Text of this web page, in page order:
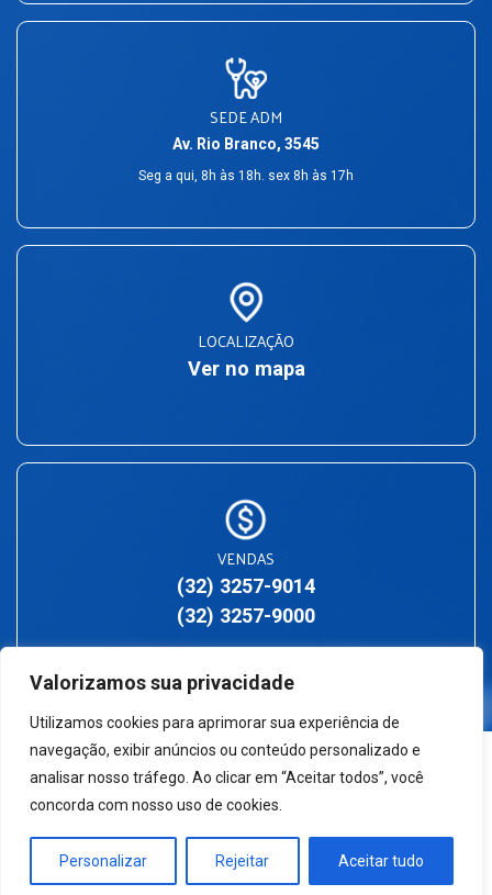
Valorizamos sua privacidade
Utilizamos cookies para aprimorar sua experiência de
navegação, exibir anúncios ou conteúdo personalizado e
analisar nosso tráfego. Ao clicar em “Aceitar todos”, você
concorda com nosso uso de cookies.
Personalizar Rejeitar Aceitar tudo
SEDE ADM
Av. Rio Branco, 3545
Seg a qui, 8h às 18h. sex 8h às 17h
LOCALIZAÇÃO
Ver no mapa
VENDAS
(32) 3257-9014
(32) 3257-9000